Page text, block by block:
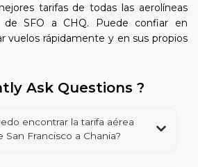
tarifas de todas las aerolíneas
de SFO a CHQ. Puede confiar en
vuelos rápidamente y en sus propios
Ask Questions ?
encontrar la tarifa aérea
San Francisco a Chania?